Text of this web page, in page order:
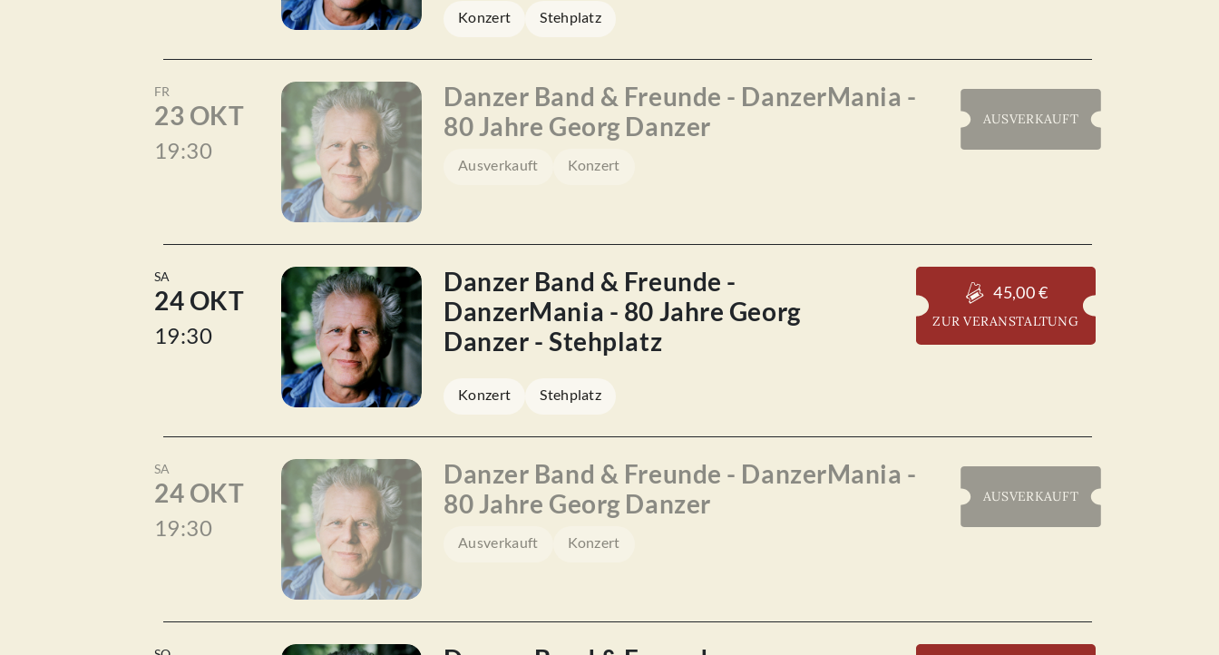
Konzert Stehplatz
FR
23 OKT
19:30
Danzer Band & Freunde - DanzerMania -
80 Jahre Georg Danzer
Ausverkauft Konzert
AUSVERKAUFT
SA
24 OKT
19:30
Danzer Band & Freunde -
DanzerMania - 80 Jahre Georg
Danzer - Stehplatz
Konzert Stehplatz
45,00 €
ZUR VERANSTALTUNG
SA
24 OKT
19:30
Danzer Band & Freunde - DanzerMania -
80 Jahre Georg Danzer
Ausverkauft Konzert
AUSVERKAUFT